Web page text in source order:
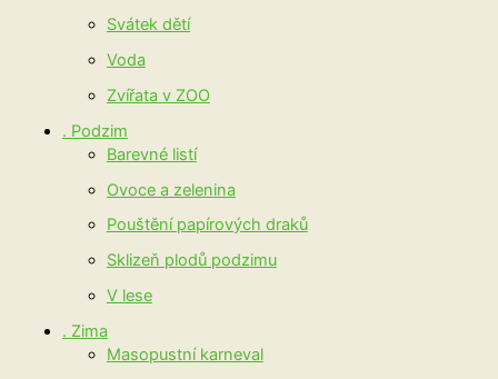
Svátek dětí
Voda
Zvířata v ZOO
. Podzim
Barevné listí
Ovoce a zelenina
Pouštění papírových draků
Sklizeň plodů podzimu
V lese
. Zima
Masopustní karneval